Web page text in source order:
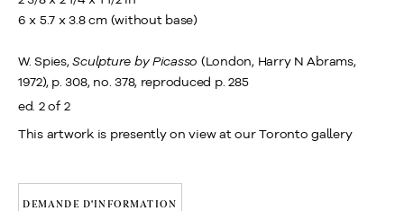
6 x 5.7 x 3.8 cm (without base)
W. Spies,Sculpture by Picasso (London, Harry N Abrams,
1972), p. 308, no. 378, reproduced p. 285
ed. 2 of 2
This artwork is presently on view at our Toronto gallery
DEMANDE D'INFORMATION